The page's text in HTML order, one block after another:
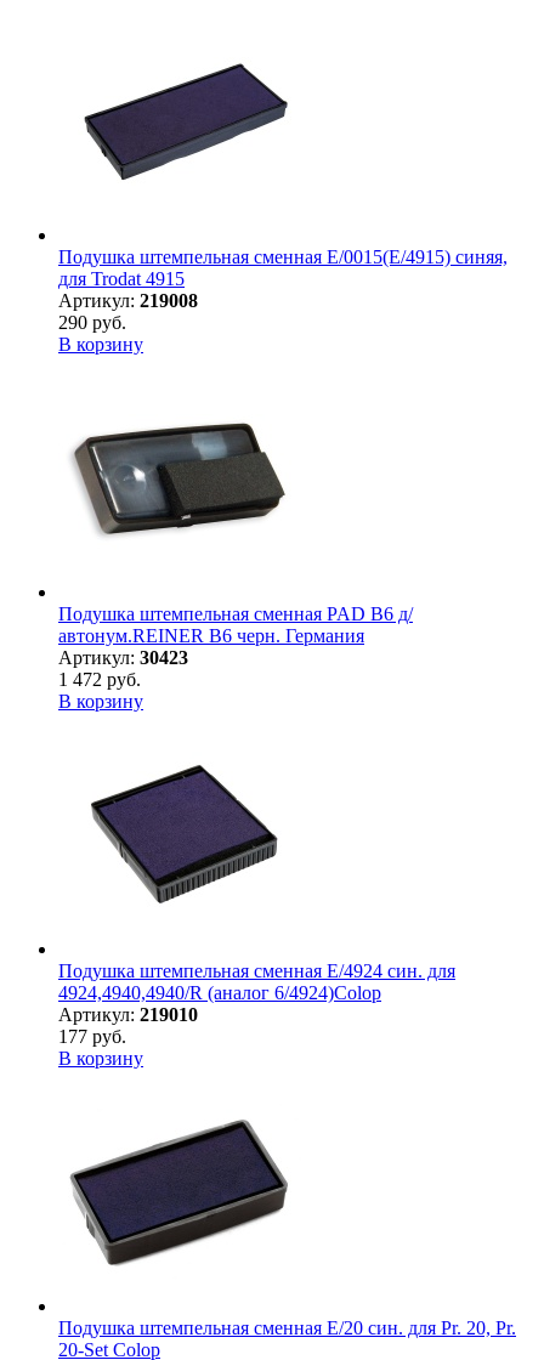
Подушка штемпельная сменная E/0015(E/4915) синяя,
для Trodat 4915
Артикул: 219008
290 руб.
В корзину
Подушка штемпельная сменная PAD B6 д/
автонум.REINER B6 черн. Германия
Артикул: 30423
1 472 руб.
В корзину
Подушка штемпельная сменная E/4924 син. для
4924,4940,4940/R (аналог 6/4924)Colop
Артикул: 219010
177 руб.
В корзину
Подушка штемпельная сменная E/20 син. для Pr. 20, Pr.
20-Set Colop